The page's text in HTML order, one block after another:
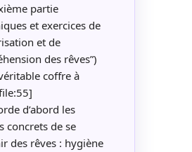
partie
et exercices de
et de
des rêves”)
coffre à
d’abord les
concrets de se
des rêves : hygiène